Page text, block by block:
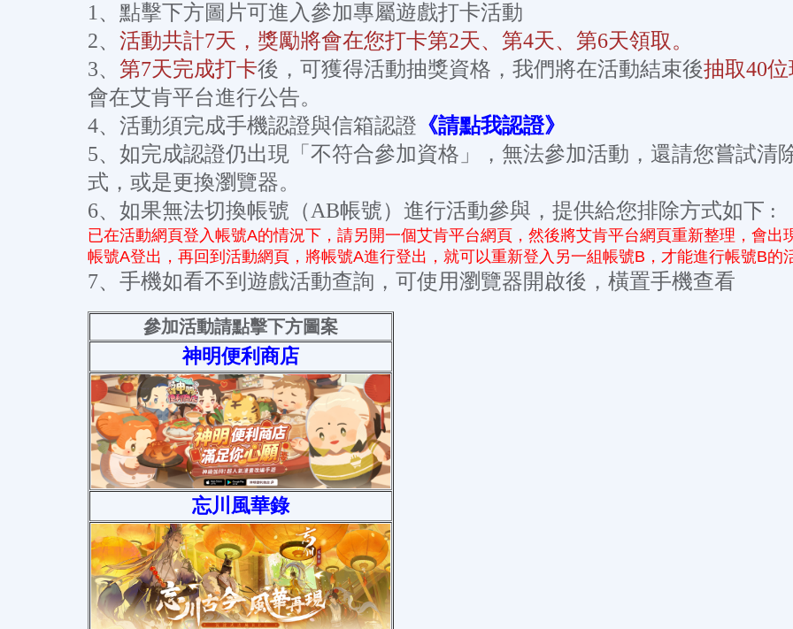
1、點擊下方圖片可進入參加專屬遊戲打卡活動
2、 活動共計7天，獎勵將會在您打卡第2天、第4天、第6天領取。
3、 第7天完成打卡後，可獲得活動抽獎資格，我們將在活動結束後抽取40
會在艾肯平台進行公告。
4、活動須完成手機認證與信箱認證 《請點我認證》
5、如完成認證仍出現「不符合參加資格」，無法參加活動，還請您嘗試清
式，或是更換瀏覽器。
6、如果無法切換帳號（AB帳號）進行活動參與，提供給您排除方式如下 :
已在活動網頁登入帳號A的情況下，請另開一個艾肯平台網頁，然後將艾肯平台網頁重新整理，會
帳號A登出，再回到活動網頁，將帳號A進行登出，就可以重新登入另一組帳號B，才能進行帳號B的
7、手機如看不到遊戲活動查詢，可使用瀏覽器開啟後，橫置手機查看
參加活動請點擊下方圖案
神明便利商店
忘川風華錄